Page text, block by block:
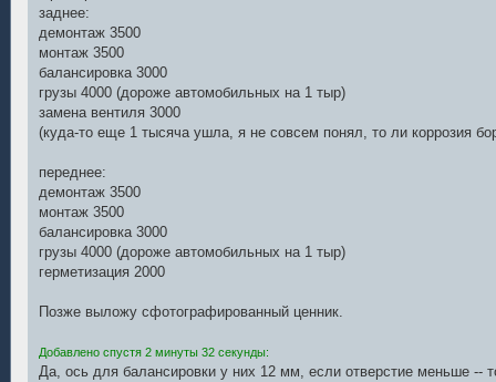
заднее:
демонтаж 3500
монтаж 3500
балансировка 3000
грузы 4000 (дороже автомобильных на 1 тыр)
замена вентиля 3000
(куда-то еще 1 тысяча ушла, я не совсем понял, то ли коррозия
переднее:
демонтаж 3500
монтаж 3500
балансировка 3000
грузы 4000 (дороже автомобильных на 1 тыр)
герметизация 2000
Позже выложу сфотографированный ценник.
Добавлено спустя 2 минуты 32 секунды:
Да, ось для балансировки у них 12 мм, если отверстие меньше --